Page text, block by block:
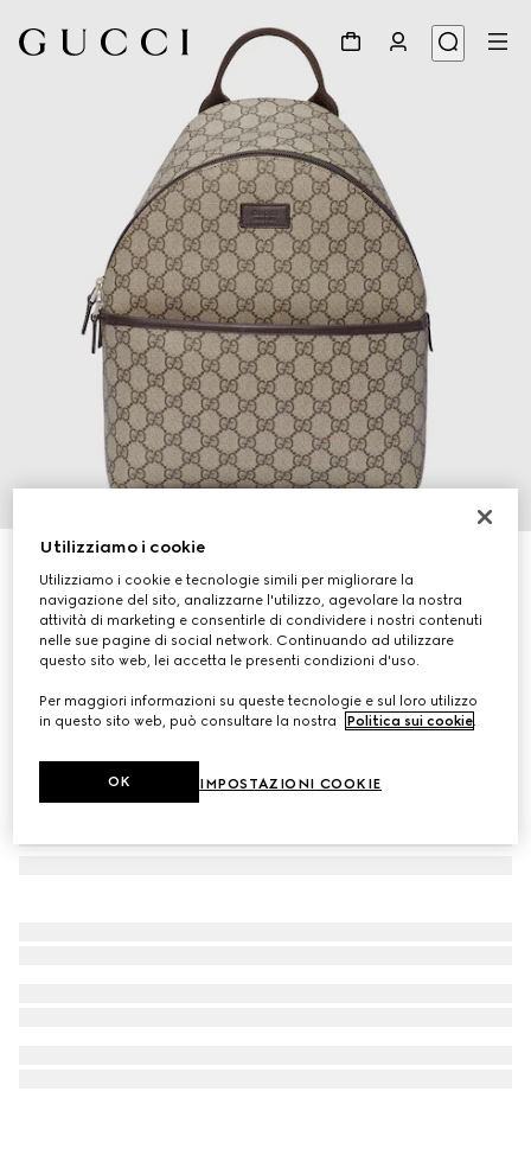
CHF 960
Variantetessuto Supreme beige ed ebano
Utilizziamo i cookie
Utilizziamo i cookie e tecnologie simili per migliorare la
navigazione del sito, analizzarne l'utilizzo, agevolare la nostra
attività di marketing e consentirle di condividere i nostri contenuti
nelle sue pagine di social network. Continuando ad utilizzare
questo sito web, lei accetta le presenti condizioni d'uso.
Per maggiori informazioni su queste tecnologie e sul loro utilizzo
in questo sito web, può consultare la nostra
Politica sui cookie
IMPOSTAZIONI COOKIE
OK